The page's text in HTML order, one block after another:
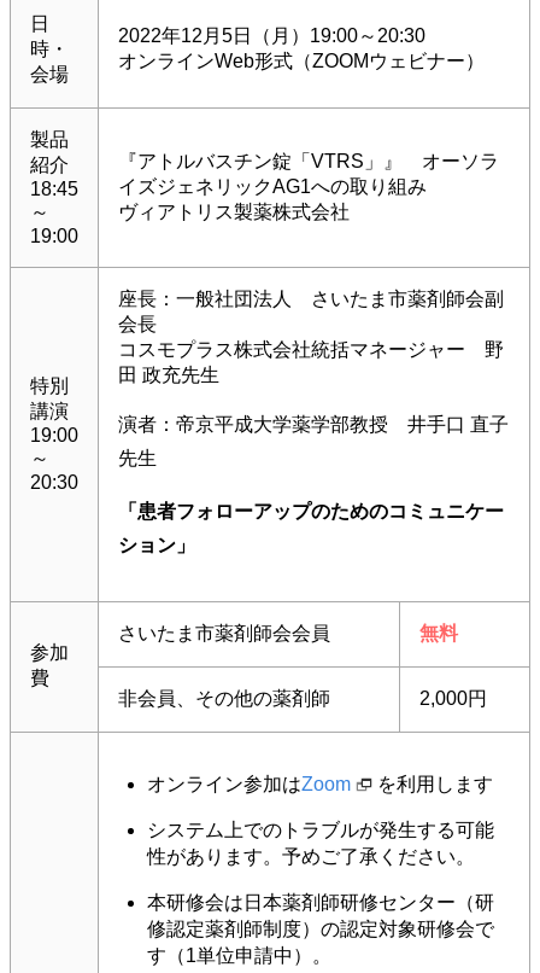
日
時・
会場
2022年12月5日（月）19:00～20:30
オンラインWeb形式（ZOOMウェビナー）
製品
紹介
18:45
～
19:00
『アトルバスチン錠「VTRS」』 オーソラ
イズジェネリックAG1への取り組み
ヴィアトリス製薬株式会社
特別
講演
19:00
～
20:30
座長：一般社団法人 さいたま市薬剤師会副
会長
コスモプラス株式会社統括マネージャー 野
田 政充先生
演者：帝京平成大学薬学部教授 井手口 直子
先生
「患者フォローアップのためのコミュニケー
ション」
参加
費
さいたま市薬剤師会会員 無料
非会員、その他の薬剤師 2,000円
オンライン参加はZoom を利用します
システム上でのトラブルが発生する可能
性があります。予めご了承ください。
本研修会は日本薬剤師研修センター（研
修認定薬剤師制度）の認定対象研修会で
す（1単位申請中）。